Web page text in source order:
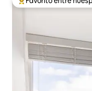
Favorito entre los